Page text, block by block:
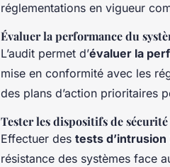
réglementations en vigueur
Évaluer la performance du
L’audit permet d’évaluer la
mise en conformité avec les
des plans d’action prioritaires
Tester les dispositifs de sécurité
Effectuer des tests
résistance des systèmes face